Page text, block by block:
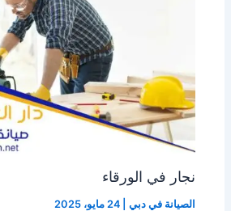
نجار في الورقاء
الصيانة في دبي |24 مايو، 2025